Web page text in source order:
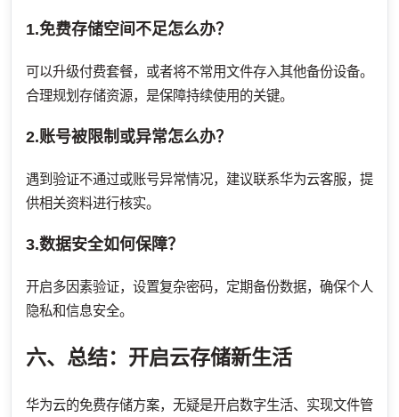
1.免费存储空间不足怎么办？
可以升级付费套餐，或者将不常用文件存入其他备份设备。
合理规划存储资源，是保障持续使用的关键。
2.账号被限制或异常怎么办？
遇到验证不通过或账号异常情况，建议联系华为云客服，提
供相关资料进行核实。
3.数据安全如何保障？
开启多因素验证，设置复杂密码，定期备份数据，确保个人
隐私和信息安全。
六、总结：开启云存储新生活
华为云的免费存储方案，无疑是开启数字生活、实现文件管